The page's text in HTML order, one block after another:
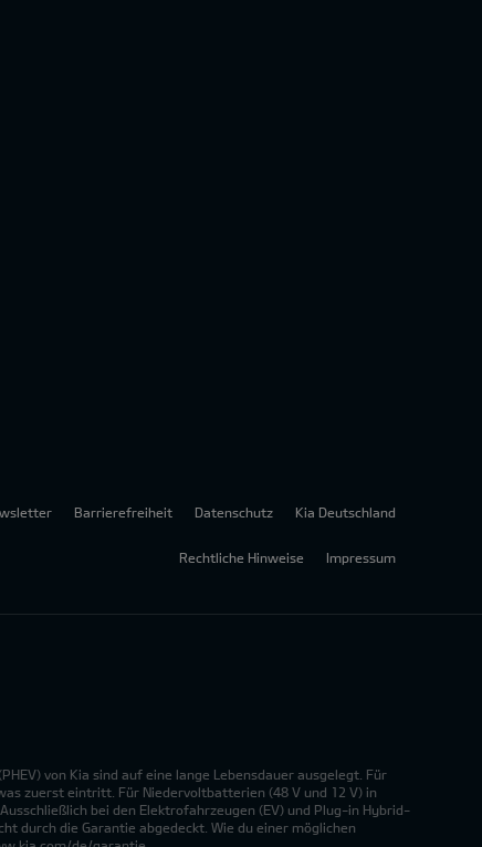
Barrierefreiheit Datenschutz Kia Deutschland
Rechtliche Hinweise Impressum
von Kia sind auf eine lange Lebensdauer ausgelegt. Für
zuerst eintritt. Für Niedervoltbatterien (48 V und 12 V) in
bei den Elektrofahrzeugen (EV) und Plug-in Hybrid-
durch die Garantie abgedeckt. Wie du einer möglichen